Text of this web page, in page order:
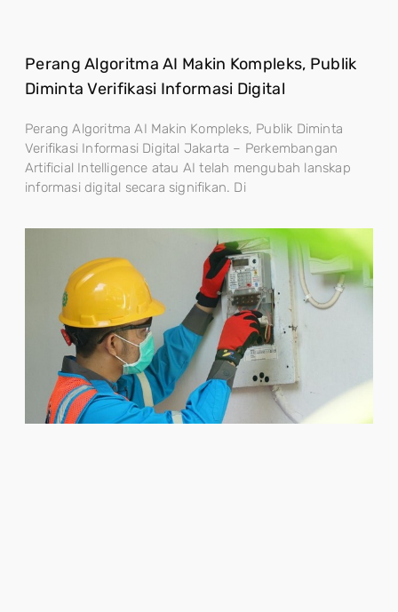
Perang Algoritma AI Makin Kompleks, Publik
Diminta Verifikasi Informasi Digital
Perang Algoritma AI Makin Kompleks, Publik Diminta
Verifikasi Informasi Digital Jakarta – Perkembangan
Artificial Intelligence atau AI telah mengubah lanskap
informasi digital secara signifikan. Di